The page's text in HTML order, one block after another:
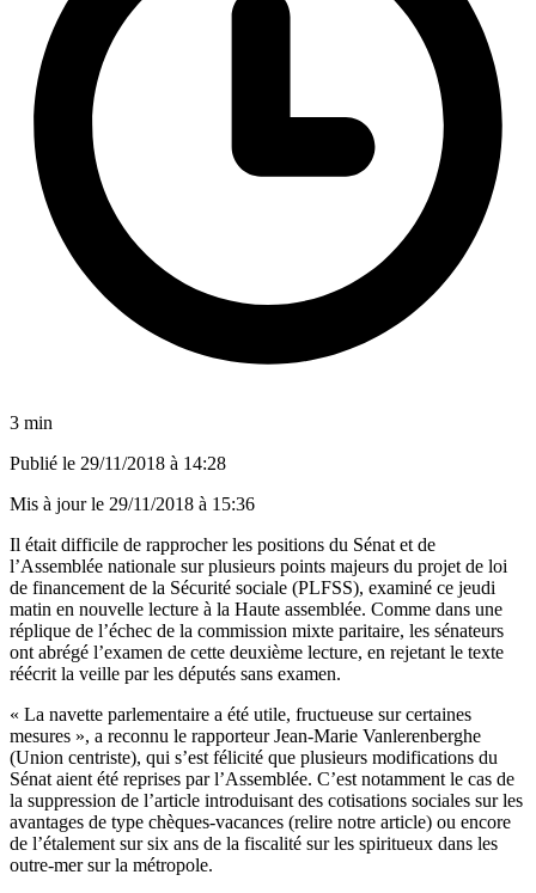
3 min
Publié le 29/11/2018 à 14:28
Mis à jour le 29/11/2018 à 15:36
Il était difficile de rapprocher les positions du Sénat et de
l’Assemblée nationale sur plusieurs points majeurs du projet de loi
de financement de la Sécurité sociale (PLFSS), examiné ce jeudi
matin en nouvelle lecture à la Haute assemblée. Comme dans une
réplique de l’échec de la commission mixte paritaire, les sénateurs
ont abrégé l’examen de cette deuxième lecture, en rejetant le texte
réécrit la veille par les députés sans examen.
« La navette parlementaire a été utile, fructueuse sur certaines
mesures », a reconnu le rapporteur Jean-Marie Vanlerenberghe
(Union centriste), qui s’est félicité que plusieurs modifications du
Sénat aient été reprises par l’Assemblée. C’est notamment le cas de
la suppression de l’article introduisant des cotisations sociales sur les
avantages de type chèques-vacances (relire notre article) ou encore
de l’étalement sur six ans de la fiscalité sur les spiritueux dans les
outre-mer sur la métropole.